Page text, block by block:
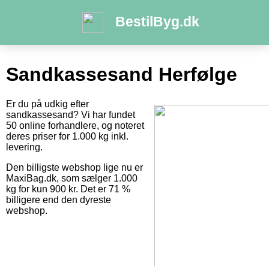
BestilByg.dk
Sandkassesand Herfølge
Er du på udkig efter
sandkassesand? Vi har fundet
50 online forhandlere, og noteret
deres priser for 1.000 kg inkl.
levering.
Den billigste webshop lige nu er
MaxiBag.dk, som sælger 1.000
kg for kun 900 kr. Det er 71 %
billigere end den dyreste
webshop.